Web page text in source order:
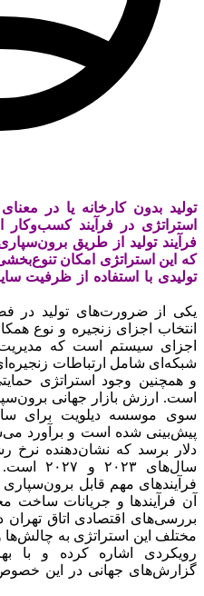
تولید بدون کارخانه‏‏‌ یا در
استراتژی در فرآیند
فرآیند تولید از طریق‏‏‌
که‏‏‌ این‏‏‌ استراتژی امکان
تولیدی با استفاده از ظرفیت‏‏‌
یکی‏‏‌ از ضرورت‌های تولید در
انتخاب اجزای زنجیره و نوع
اجزای سیستم‏‏‌ است‏‏‌ که‏‏‌ مدیریت‏‏‌
شبکه‏‏‌ای شامل‏‏‌ ارتباطات
و همچنین‏‏‌ وجود استراتژی
است‏‏‌. ارزش بازار جهانی‏‏‌
سال‌های
فرآیندهای مهم قابل‌‌‌
آن فرآیندها و جریانات
بررسی‌‌‌های اقتصادی اتاق
مختلف‌‌‌ این‌‌‌ استراتژی به‌‌‌
رویکردی اشاره کرده و با
گزارش‌های جهانی‌‌‌ در این‌‌‌